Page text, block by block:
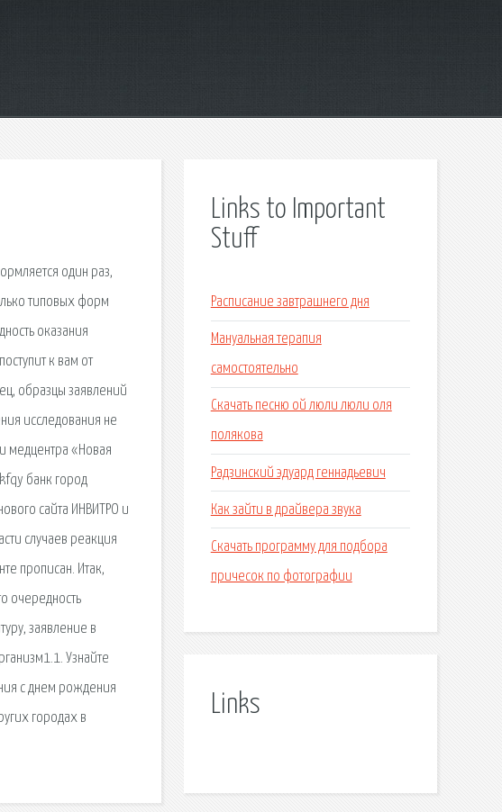
один раз,
типовых форм
оказания
к вам от
образцы заявлений
исследования не
медцентра «Новая
банк город
сайта ИНВИТРО и
случаев реакция
прописан. Итак,
очередность
заявление в
Узнайте
с днем рождения
городах в
Links to Important
Stuff
Расписание завтрашнего дня
Мануальная терапия
самостоятельно
Скачать песню ой люли люли оля
полякова
Радзинский эдуард геннадьевич
Как зайти в драйвера звука
Скачать программу для подбора
причесок по фотографии
Links